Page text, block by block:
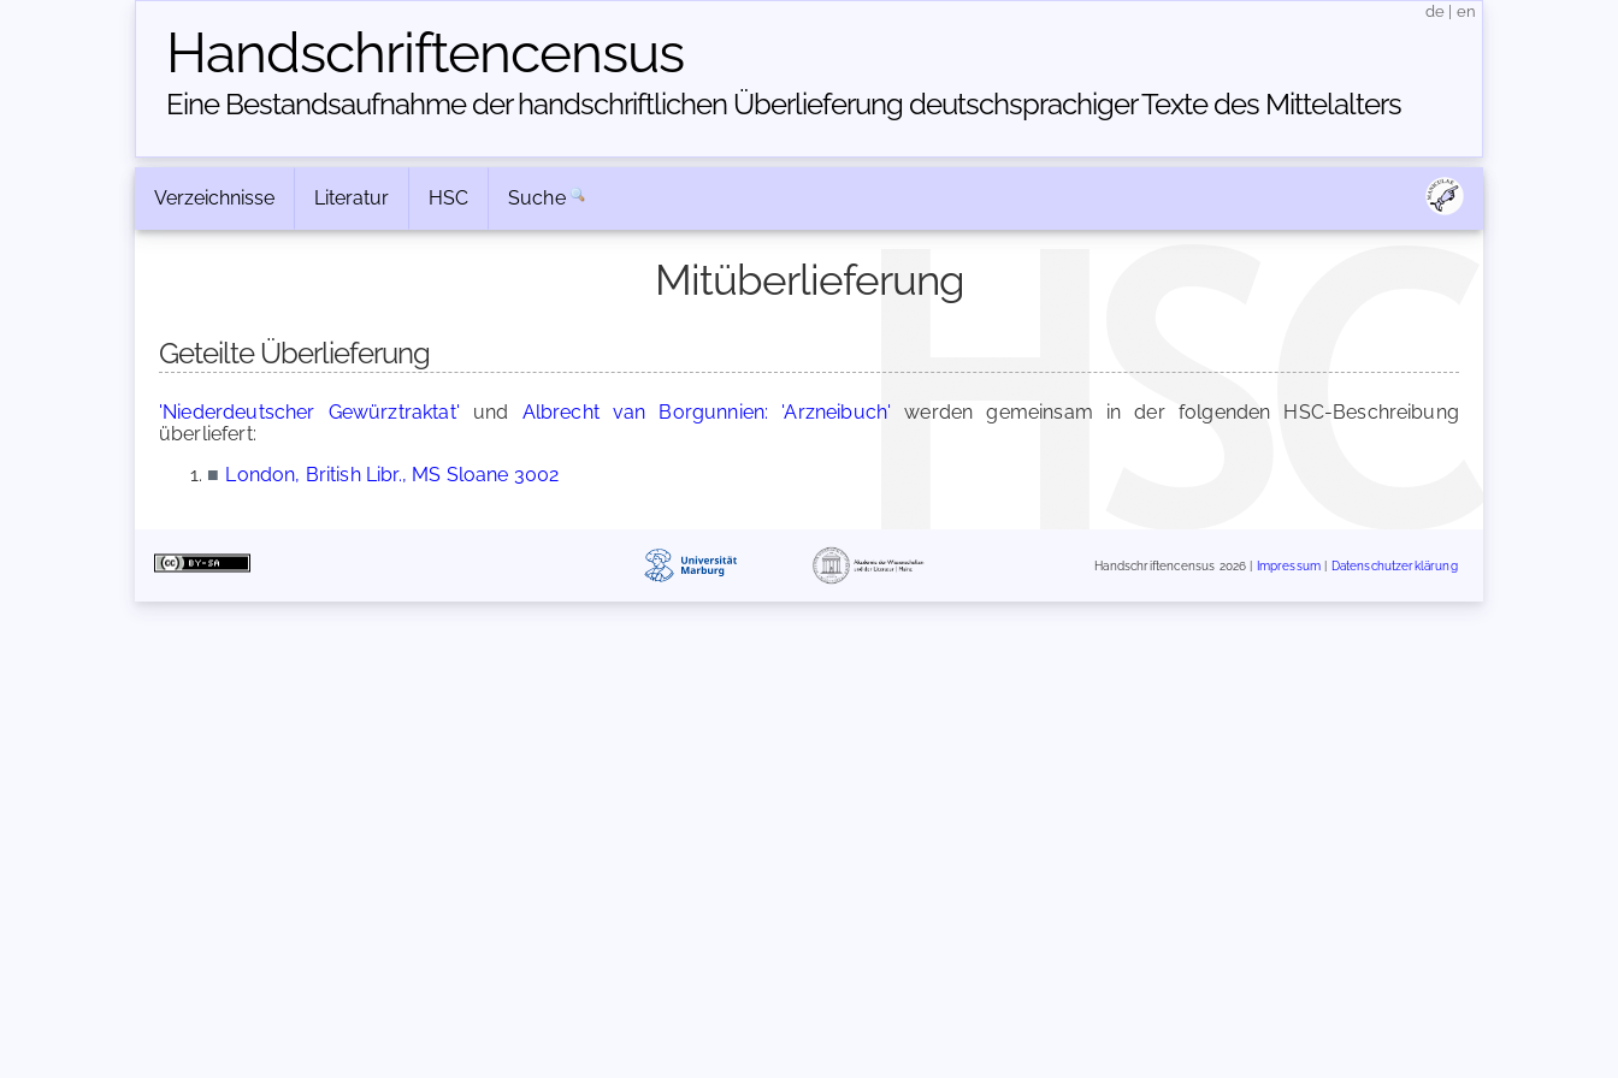
Handschriften­census
Eine Bestandsaufnahme der handschriftlichen Über­lieferung deutschsprachiger Texte des Mittelalters
de en
Verzeichnisse Literatur HSC Suche
Mitüberlieferung
Geteilte Überlieferung
'Niederdeutscher Gewürztraktat' und Albrecht van Borgunnien: 'Arzneibuch' werden gemeinsam in der folgenden HSC-Beschreibung
überliefert:
■ London, British Libr., MS Sloane 3002
Handschriftencensus 2026 | Impressum Datenschutzerklärung